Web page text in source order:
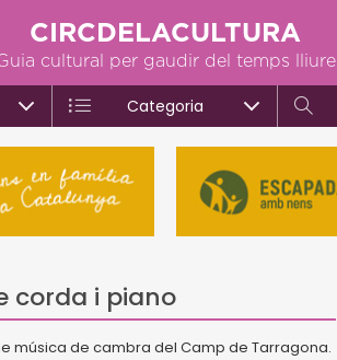
CIRCDELACULTURA
cultural per gaudir del temps lliure
Categoria
corda i piano
música de cambra del Camp de Tarragona.